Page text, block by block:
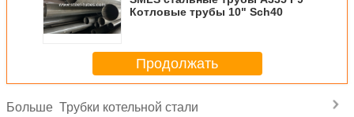
Котловые трубы 10" Sch40
Продолжать
Больше Трубки котельной стали